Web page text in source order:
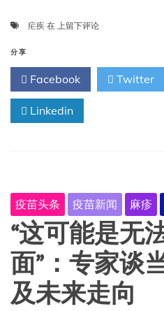
疟疾 在 亚
河
畔
一
座
巨
近，
疟
疾
乎
已
根
除
上留下评论
分享
Facebook Twitter
Linkedin
疫苗头条 疫苗新闻 麻疹
“这可能是无
面”：专家谈
及未来走向